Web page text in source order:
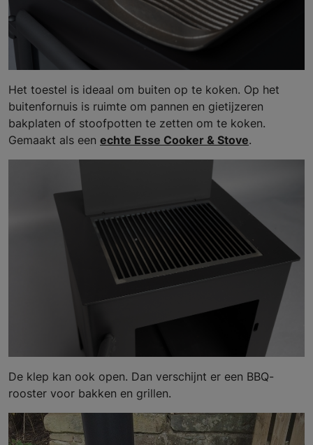
Het toestel is ideaal om buiten op te koken. Op het
buitenfornuis is ruimte om pannen en gietijzeren
bakplaten of stoofpotten te zetten om te koken.
Gemaakt als een echte Esse Cooker & Stove.
De klep kan ook open. Dan verschijnt er een BBQ-
rooster voor bakken en grillen.